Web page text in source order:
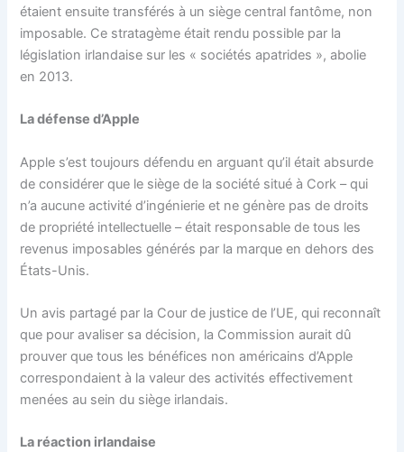
étaient ensuite transférés à un siège central fantôme, non
imposable. Ce stratagème était rendu possible par la
législation irlandaise sur les « sociétés apatrides », abolie
en 2013.
La défense d’Apple
Apple s’est toujours défendu en arguant qu’il était absurde
de considérer que le siège de la société situé à Cork – qui
n’a aucune activité d’ingénierie et ne génère pas de droits
de propriété intellectuelle – était responsable de tous les
revenus imposables générés par la marque en dehors des
États-Unis.
Un avis partagé par la Cour de justice de l’UE, qui reconnaît
que pour avaliser sa décision, la Commission aurait dû
prouver que tous les bénéfices non américains d’Apple
correspondaient à la valeur des activités effectivement
menées au sein du siège irlandais.
La réaction irlandaise